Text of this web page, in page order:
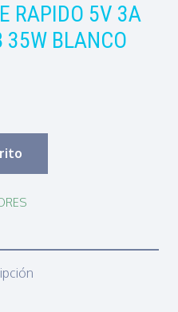
RAPIDO 5V 3A
35W BLANCO